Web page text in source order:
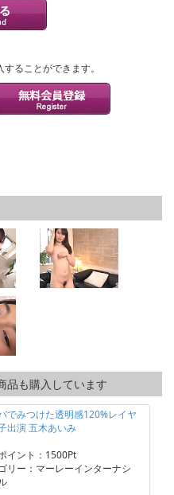
ることができます。
品も購入しています
でみつけた透明感120%レイヤ
出演 五木あいみ
イント：1500Pt
リー：マーレーインターナシ